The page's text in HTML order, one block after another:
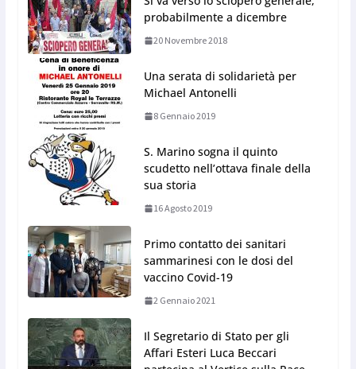
probabilmente a dicembre
20 Novembre 2018
Una serata di solidarietà per
Michael Antonelli
8 Gennaio 2019
S. Marino sogna il quinto
scudetto nell’ottava finale della
sua storia
16 Agosto 2019
Primo contatto dei sanitari
sammarinesi con le dosi del
vaccino Covid-19
2 Gennaio 2021
Il Segretario di Stato per gli
Affari Esteri Luca Beccari